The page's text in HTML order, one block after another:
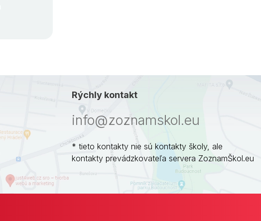
Rýchly kontakt
info@zoznamskol.eu
* tieto kontakty nie sú kontakty školy, ale
kontakty prevádzkovateľa servera ZoznamŠkol.eu